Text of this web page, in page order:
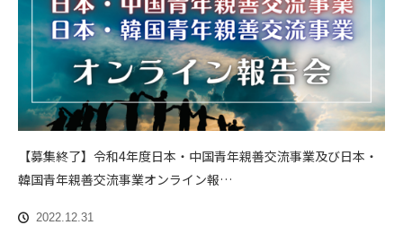
【募集終了】令和4年度日本・中国青年親善交流事業及び日本・
韓国青年親善交流事業オンライン報…
2022.12.31